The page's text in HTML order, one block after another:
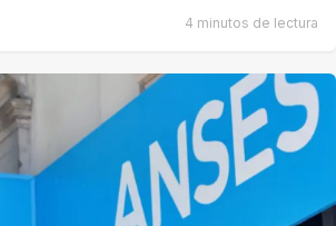
4 minutos de lectura